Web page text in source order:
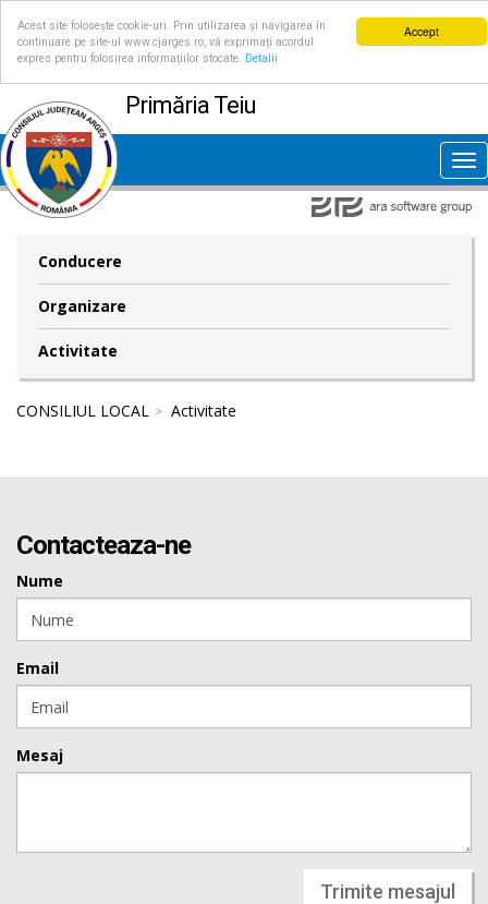
Accept
Acest site folosește cookie-uri. Prin utilizarea și navigarea în
continuare pe site-ul www.cjarges.ro, vă exprimați acordul
expres pentru folosirea informațiilor stocate.
Detalii
Primăria Teiu
Conducere
Organizare
Activitate
CONSILIUL LOCAL Activitate
Contacteaza-ne
Nume
Email
Mesaj
Trimite mesajul